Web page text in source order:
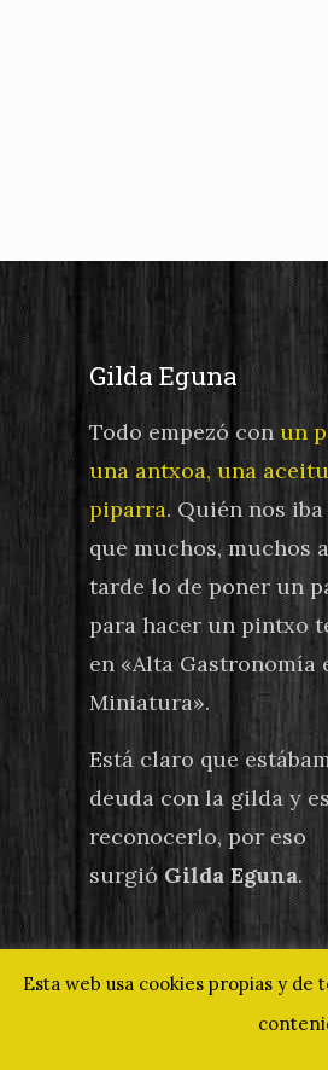
Gilda Eguna
Todo empezó con un
una antxoa, una
piparra. Quién nos
que muchos, muchos
tarde lo de poner un
para hacer un pintxo
en «Alta Gastronomía
Miniatura».
Está claro que
deuda con la gilda y
reconocerlo, por eso
surgió Gilda Eguna.
© 2019 Gilda Eguna
Esta web usa cookies propias y